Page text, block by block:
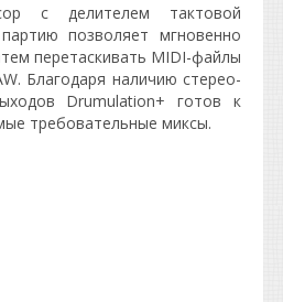
с делителем тактовой
позволяет мгновенно
перетаскивать MIDI-файлы
Благодаря наличию стерео-
Drumulation+ готов к
требовательные миксы.